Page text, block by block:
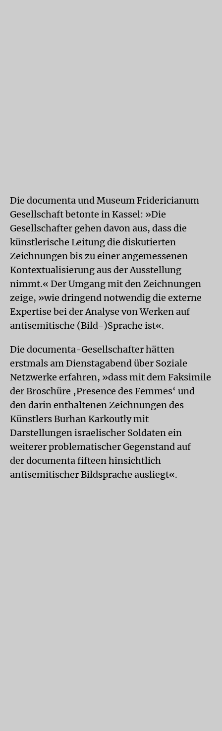
Die documenta und Museum Fridericianum
Gesellschaft betonte in Kassel: »Die
Gesellschafter gehen davon aus, dass die
künstlerische Leitung die diskutierten
Zeichnungen bis zu einer angemessenen
Kontextualisierung aus der Ausstellung
nimmt.« Der Umgang mit den Zeichnungen
zeige, »wie dringend notwendig die externe
Expertise bei der Analyse von Werken auf
antisemitische (Bild-)Sprache ist«.
Die documenta-Gesellschafter hätten
erstmals am Dienstagabend über Soziale
Netzwerke erfahren, »dass mit dem Faksimile
der Broschüre ‚Presence des Femmes‘ und
den darin enthaltenen Zeichnungen des
Künstlers Burhan Karkoutly mit
Darstellungen israelischer Soldaten ein
weiterer problematischer Gegenstand auf
der documenta fifteen hinsichtlich
antisemitischer Bildsprache ausliegt«.